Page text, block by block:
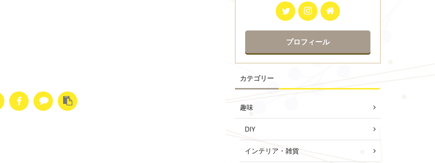
プロフィール
カテゴリー
趣味
DIY
インテリア・雑貨